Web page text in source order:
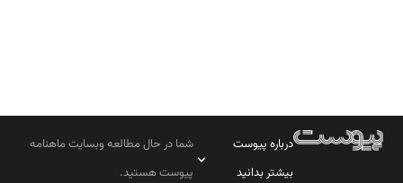
درباره پیوست
بیشتر بدانید
شما در حال مطالعه وبسایت ماهنامه
پیوست هستید.